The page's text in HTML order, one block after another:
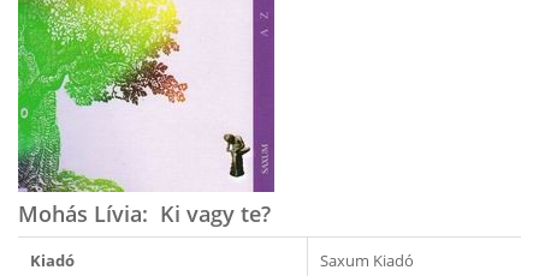
Mohás Lívia: Ki vagy te?
Kiadó Saxum Kiadó